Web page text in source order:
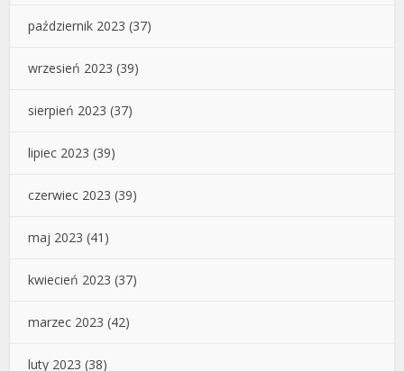
październik 2023 (37)
wrzesień 2023 (39)
sierpień 2023 (37)
lipiec 2023 (39)
czerwiec 2023 (39)
maj 2023 (41)
kwiecień 2023 (37)
marzec 2023 (42)
luty 2023 (38)